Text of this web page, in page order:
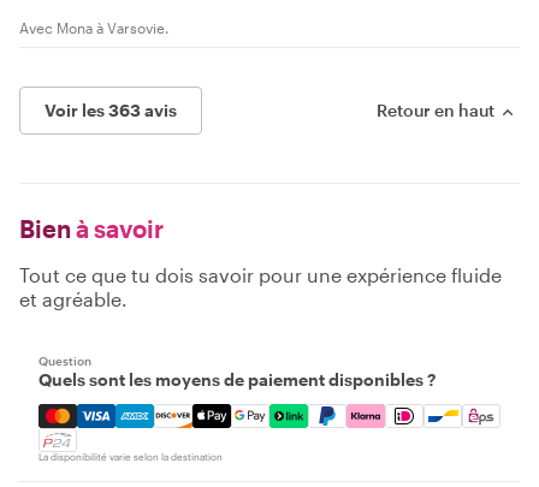
Avec Mona à Varsovie.
Voir les 363 avis Retour en haut
Bien à savoir
Tout ce que tu dois savoir pour une expérience fluide
et agréable.
Question
Quels sont les moyens de paiement disponibles ?
Mastercard, Visa, Amex, Discover, Apple Pay, Google
La disponibilité varie selon la destination